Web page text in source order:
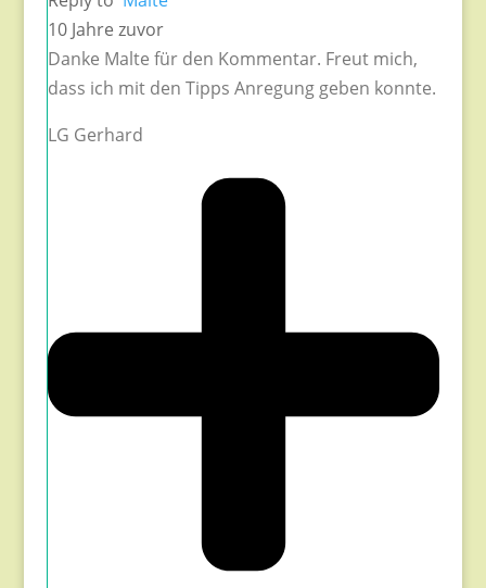
10 Jahre zuvor
Danke Malte für den Kommentar. Freut mich,
dass ich mit den Tipps Anregung geben konnte.
LG Gerhard